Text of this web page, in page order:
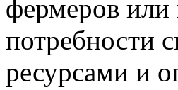
фермеров или
потребности
ресурсами и